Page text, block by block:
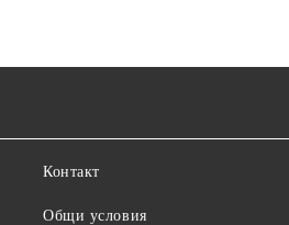
Контакт
Общи условия